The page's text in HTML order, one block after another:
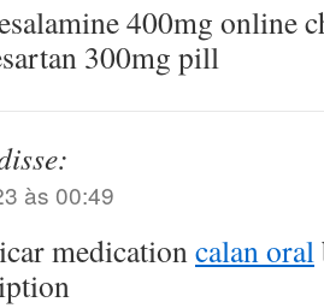
400mg online
300mg pill
às 00:49
medicationcalan oral